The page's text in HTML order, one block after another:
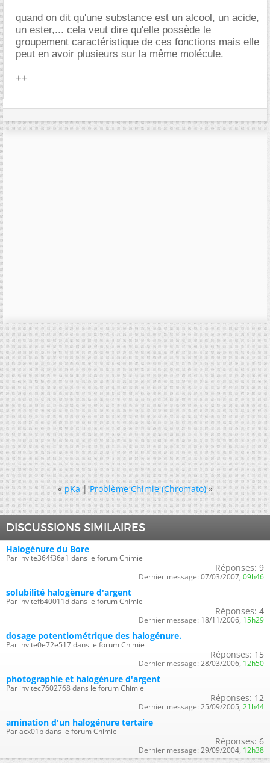
quand on dit qu'une substance est un alcool, un acide,
un ester,... cela veut dire qu'elle possède le
groupement caractéristique de ces fonctions mais elle
peut en avoir plusieurs sur la même molécule.
++
« pKa|Problème Chimie (Chromato) »
DISCUSSIONS SIMILAIRES
Halogénure du Bore
Par invite364f36a1 dans le forum Chimie
Réponses: 9
Dernier message: 07/03/2007, 09h46
solubilité halogènure d'argent
Par invitefb40011d dans le forum Chimie
Réponses: 4
Dernier message: 18/11/2006, 15h29
dosage potentiométrique des halogénure.
Par invite0e72e517 dans le forum Chimie
Réponses: 15
Dernier message: 28/03/2006, 12h50
photographie et halogénure d'argent
Par invitec7602768 dans le forum Chimie
Réponses: 12
Dernier message: 25/09/2005, 21h44
amination d'un halogénure tertaire
Par acx01b dans le forum Chimie
Réponses: 6
Dernier message: 29/09/2004, 12h38